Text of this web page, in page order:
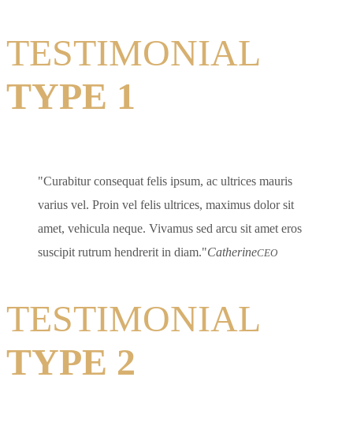
TESTIMONIAL
TYPE 1
Curabitur consequat felis ipsum, ac ultrices mauris
varius vel. Proin vel felis ultrices, maximus dolor sit
amet, vehicula neque. Vivamus sed arcu sit amet eros
suscipit rutrum hendrerit in diam. CatherineCEO
TESTIMONIAL
TYPE 2